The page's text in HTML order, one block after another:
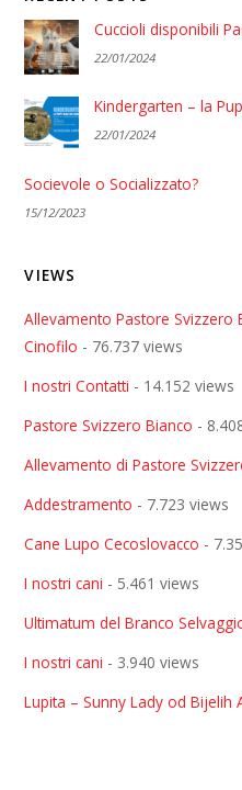
Cuccioli disponibili
22/01/2024
Kindergarten – la
22/01/2024
Socievole o Socializzato?
15/12/2023
VIEWS
Allevamento Pastore Svizzero
Cinofilo - 76.737 views
I nostri Contatti - 14.152 views
Pastore Svizzero Bianco -
Allevamento di Pastore
Addestramento - 7.723 views
Cane Lupo Cecoslovacco -
I nostri cani - 5.461 views
Ultimatum del Branco
I nostri cani - 3.940 views
Lupita – Sunny Lady od Bijelih